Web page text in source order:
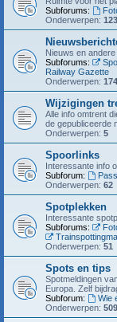
Subforums:
Onderwerpen:
Nieuws en
Subforums:
Railway Gazette
Onderwerpen: 174
Wijzigingen
Alle info omtrent
de gepubliceerde
Onderwerpen: 5
Spoorlinks
Interessante info
Subforum:
Onderwerpen: 62
Spotplekken
Interessante
Subforums:
Onderwerpen: 51
Spots en tips
Spotmeldingen
Europa. Zelf
Subforum:
Wie
Onderwerpen: